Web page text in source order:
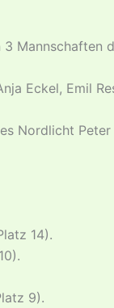
Eckel, Emil
Nordlicht
14).
9).